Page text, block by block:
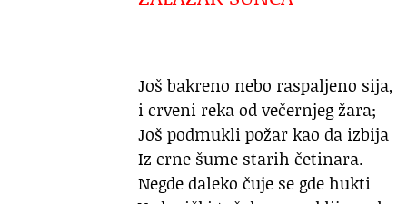
Još bakreno nebo raspaljeno sija,
i crveni reka od večernjeg žara;
Još podmukli požar kao da izbija
Iz crne šume starih četinara.
Negde daleko čuje se gde hukti